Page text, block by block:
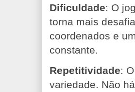
Dificuldade: O
torna mais
coordenados e
constante.
Repetitividade:
variedade. Não